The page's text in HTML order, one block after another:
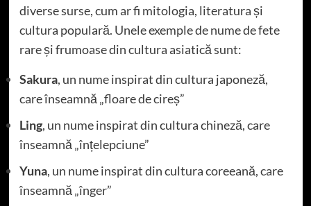
diverse surse, cum ar fi mitologia, literatura și
cultura populară. Unele exemple de nume de fete
rare și frumoase din cultura asiatică sunt:
Sakura, un nume inspirat din cultura japoneză,
care înseamnă „floare de cireș”
Ling, un nume inspirat din cultura chineză, care
înseamnă „înțelepciune”
Yuna, un nume inspirat din cultura coreeană, care
înseamnă „înger”